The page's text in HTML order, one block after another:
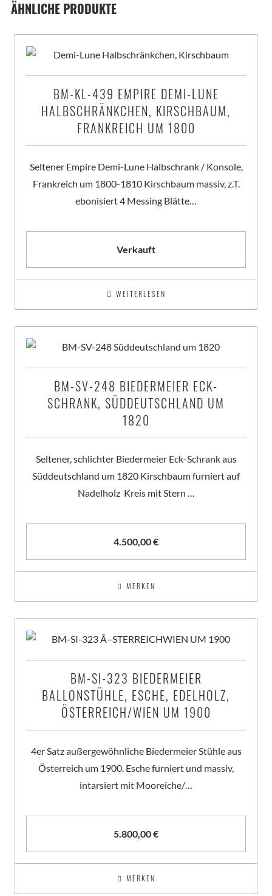
ÄHNLICHE PRODUKTE
BM-KL-439 EMPIRE DEMI-LUNE
HALBSCHRÄNKCHEN, KIRSCHBAUM,
FRANKREICH UM 1800
Seltener Empire Demi-Lune Halbschrank / Konsole,
Frankreich um 1800-1810 Kirschbaum massiv, z.T.
ebonisiert 4 Messing Blätte…
Verkauft
WEITERLESEN
BM-SV-248 BIEDERMEIER ECK-
SCHRANK, SÜDDEUTSCHLAND UM
1820
Seltener, schlichter Biedermeier Eck-Schrank aus
Süddeutschland um 1820 Kirschbaum furniert auf
Nadelholz Kreis mit Stern …
4.500,00€
MERKEN
BM-SI-323 BIEDERMEIER
BALLONSTÜHLE, ESCHE, EDELHOLZ,
ÖSTERREICH/WIEN UM 1900
4er Satz außergewöhnliche Biedermeier Stühle aus
Österreich um 1900. Esche furniert und massiv,
intarsiert mit Mooreiche/…
5.800,00€
MERKEN